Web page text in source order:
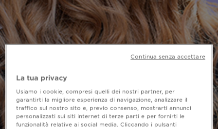
La tua privacy
Usiamo i cookie, compresi quelli dei nostri partner, per
garantirti la migliore esperienza di navigazione, analizzare il
traffico sul nostro sito e, previo consenso, mostrarti annunci
personalizzati sui siti internet di terze parti e per fornirti le
funzionalità relative ai social media. Cliccando i pulsanti
Continua senza accettare